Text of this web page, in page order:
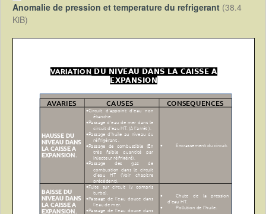
Anomalie de pression et temperature du refrigerant (38.4
KiB)